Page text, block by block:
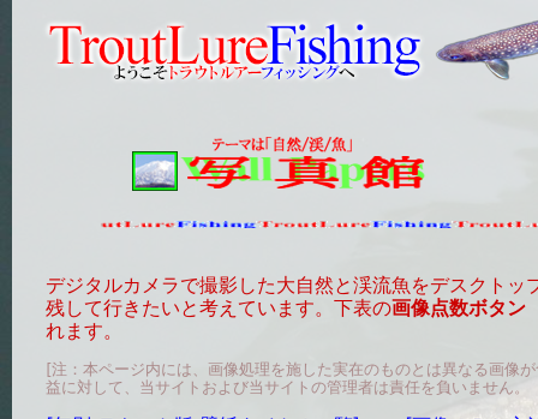
デジタルカメラで撮影した大自然と渓流魚をデスクト
残して行きたいと考えています。下表の画像点数ボタン
れます。
[注：本ページ内には、画像処理を施した実在のものとは異なる画像
益に対して、当サイトおよび当サイトの管理者は責任を負い